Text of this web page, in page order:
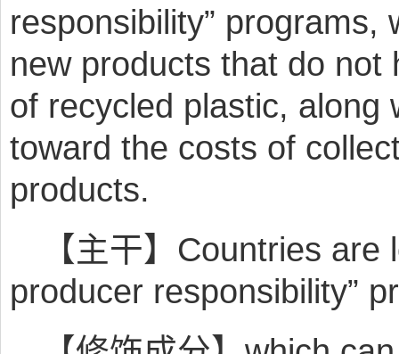
responsibility” programs,
new products that do not
of recycled plastic, along
toward the costs of
products.
【主干】Countries
producer responsibility”